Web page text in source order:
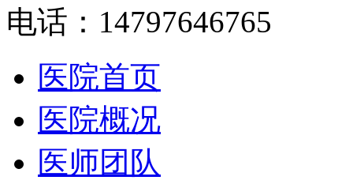
电话：14797646765
医院首页
医院概况
医师团队